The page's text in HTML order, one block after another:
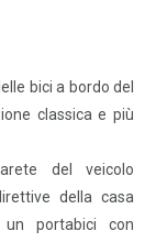
bici a bordo del
classica e più
del veicolo
della casa
un portabici con